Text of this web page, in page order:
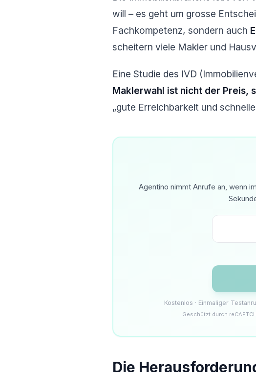
will – es geht um grosse
Fachkompetenz, sondern auch
scheitern viele Makler und
Eine Studie des IVD
Maklerwahl ist nicht der Preis,
„gute Erreichbarkeit und
Agentino nimmt Anrufe an, wenn
Kostenlos · Einmaliger
Geschützt durch
Die